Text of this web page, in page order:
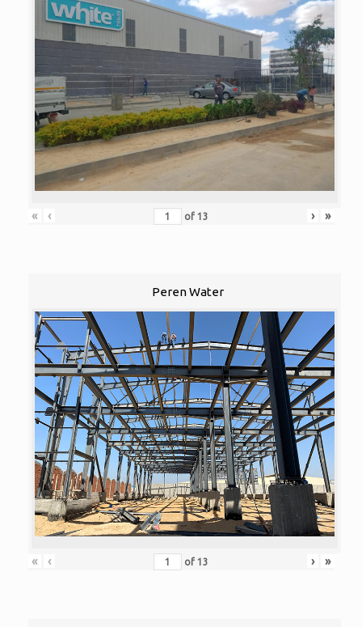
« ‹ of 13 › »
Peren Water
« ‹ of 13 › »